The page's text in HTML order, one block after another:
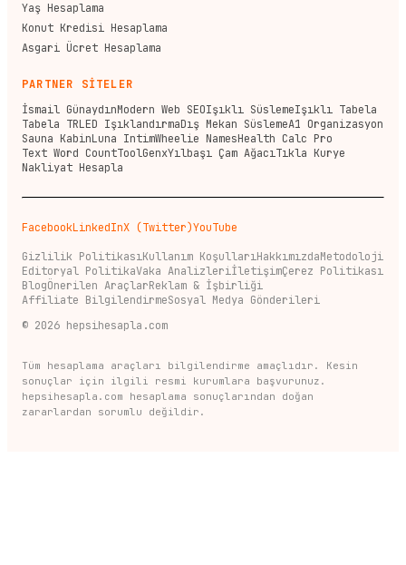
Yaş Hesaplama
Konut Kredisi Hesaplama
Asgari Ücret Hesaplama
PARTNER SİTELER
İsmail GünaydınModern Web SEOIşıklı SüslemeIşıklı Tabela
Tabela TRLED IşıklandırmaDış Mekan SüslemeA1 Organizasyon
Sauna KabinLuna IntimWheelie NamesHealth Calc Pro
Text Word CountToolGenxYılbaşı Çam AğacıTıkla Kurye
Nakliyat Hesapla
FacebookLinkedInX (Twitter)YouTube
Gizlilik PolitikasıKullanım KoşullarıHakkımızdaMetodoloji
Editoryal PolitikaVaka AnalizleriİletişimÇerez Politikası
BlogÖnerilen AraçlarReklam & İşbirliği
Affiliate BilgilendirmeSosyal Medya Gönderileri
© 2026 hepsihesapla.com
Tüm hesaplama araçları bilgilendirme amaçlıdır. Kesin
sonuçlar için ilgili resmi kurumlara başvurunuz.
hepsihesapla.com hesaplama sonuçlarından doğan
zararlardan sorumlu değildir.